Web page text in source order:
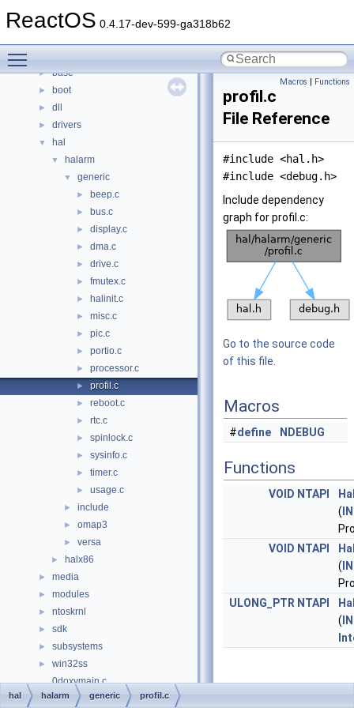
ReactOS 0.4.17-dev-599-ga318b62
► Classes
▼
► base
► boot
► dll
► drivers
▼ hal
▼ halarm
▼ generic
► beep.c
► bus.c
► display.c
► dma.c
► drive.c
► fmutex.c
► halinit.c
► misc.c
► pic.c
► portio.c
► processor.c
► profil.c
► reboot.c
► rtc.c
► spinlock.c
► sysinfo.c
► timer.c
► usage.c
► include
► omap3
► versa
► halx86
► media
► modules
► ntoskrnl
► sdk
► subsystems
►
win32ss
0doxymain.c
► File Members
Macros | Functions
profil.c
File Reference
#include <hal.h>
#include <debug.h>
Include dependency
graph for profil.c:
Go to the source code
of this file.
Macros
#define NDEBUG
Functions
VOID NTAPI
( IN
VOID NTAPI
( IN
ULONG_PTR NTAPI
( IN
Macro Definition
hal halarm generic profil.c